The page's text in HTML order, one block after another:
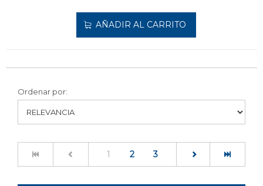
AÑADIR AL CARRITO
Ordenar por:
1 (current)
2 3